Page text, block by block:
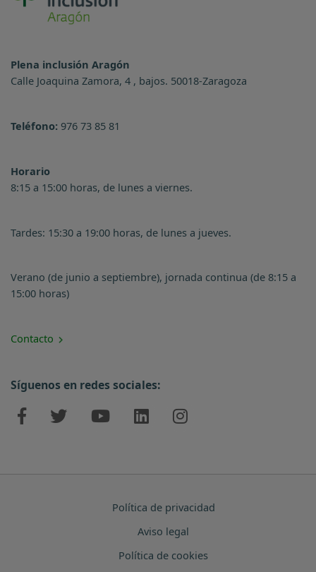
Plena inclusión Aragón
Calle Joaquina Zamora, 4 , bajos. 50018-Zaragoza
Teléfono: 976 73 85 81
Horario
8:15 a 15:00 horas, de lunes a viernes.
Tardes: 15:30 a 19:00 horas, de lunes a jueves.
Verano (de junio a septiembre), jornada continua (de 8:15 a
15:00 horas)
Contacto
Síguenos en redes sociales:
Política de privacidad
Aviso legal
Política de cookies